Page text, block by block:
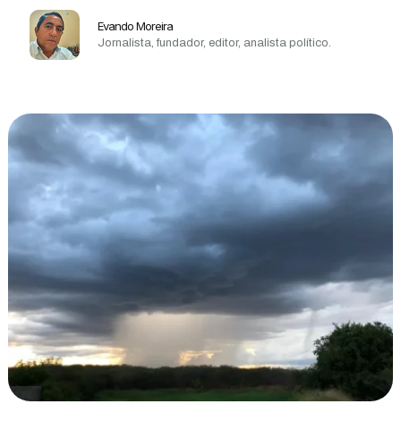
Evando Moreira
Jornalista, fundador, editor, analista político.